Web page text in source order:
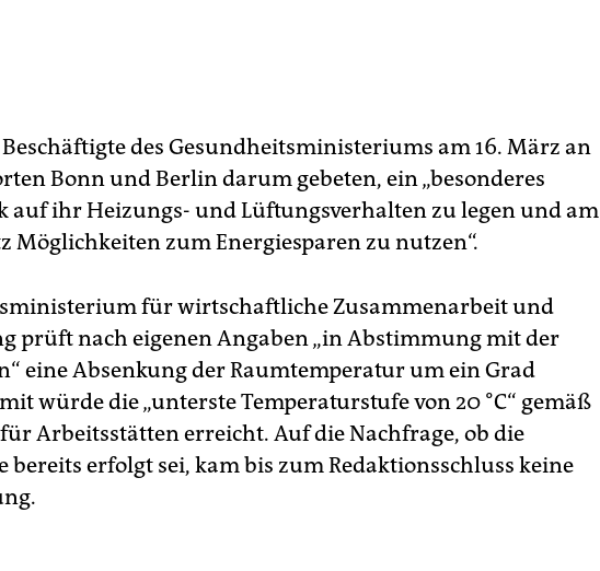
des Gesundheitsministeriums am 16. März an
Bonn und Berlin darum gebeten, ein „besonderes
auf ihr Heizungs- und Lüftungsverhalten zu legen und am
Möglichkeiten zum Energiesparen zu nutzen“.
für wirtschaftliche Zusammenarbeit und
prüft nach eigenen Angaben „in Abstimmung mit der
eine Absenkung der Raumtemperatur um ein Grad
würde die „unterste Temperaturstufe von 20 °C“ gemäß
Arbeitsstätten erreicht. Auf die Nachfrage, ob die
bereits erfolgt sei, kam bis zum Redaktionsschluss keine